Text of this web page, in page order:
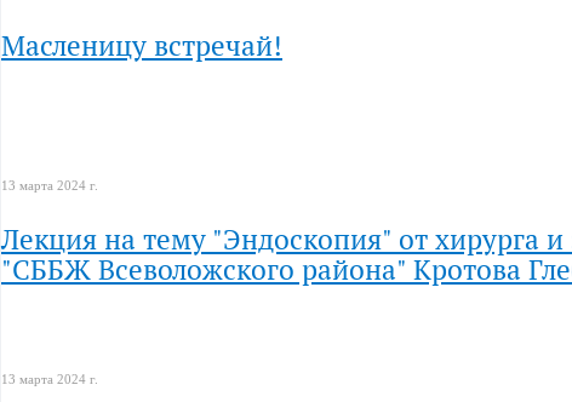
Масленицу встречай!
13 марта 2024 г.
Лекция на тему "Эндоскопия" от хирурга
"СББЖ Всеволожского района" Кротова
13 марта 2024 г.